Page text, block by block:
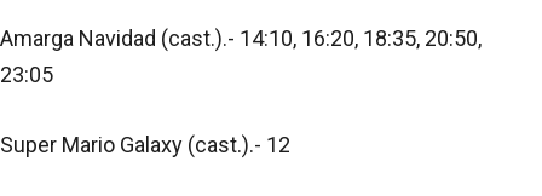
Amarga Navidad (cast.).- 14:10, 16:20, 18:35, 20:50,
23:05
Super Mario Galaxy (cast.).- 12